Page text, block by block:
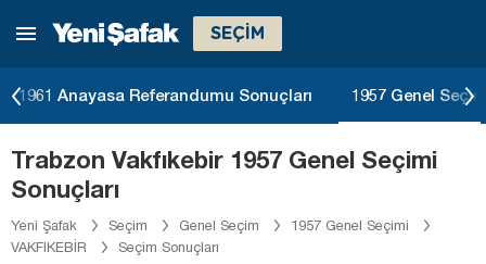
SEÇİM
1961 Anayasa Referandumu Sonuçları 1957 Genel
Trabzon Vakfıkebir 1957 Genel Seçimi
Sonuçları
Yeni Şafak Seçim Genel Seçim
1957 Genel Seçimi
VAKFIKEBİR
Seçim Sonuçları